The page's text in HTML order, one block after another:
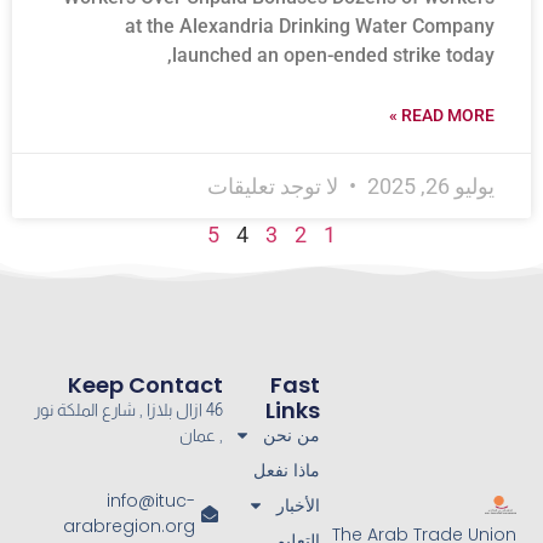
at the Alexandria Drinking Water Company
launched an open-ended strike today,
READ MORE »
يوليو 26, 2025
لا توجد تعليقات
1
2
3
4
5
The Arab Trade Union
Fast
Links
من نحن
ماذا نفعل
الأخبار
Keep Contact
46 ازال بلازا , شارع الملكة نور
, عمان
info@ituc-
arabregion.org